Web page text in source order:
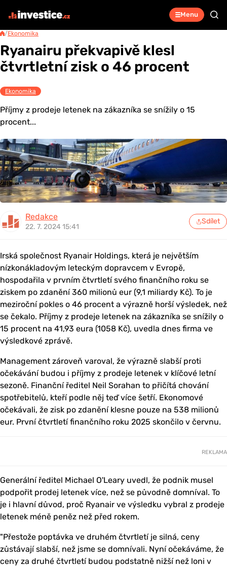
Menu
/Ekonomika
Ryanairu překvapivě klesl
čtvrtletní zisk o 46 procent
Ekonomika
Příjmy z prodeje letenek na zákazníka se snížily o 15
procent...
Redakce
22. 7. 2024 15:41
Sdílet
Irská společnost Ryanair Holdings, která je největším
nízkonákladovým leteckým dopravcem v Evropě,
hospodařila v prvním čtvrtletí svého finančního roku se
ziskem po zdanění 360 milionů eur (9,1 miliardy Kč). To je
meziroční pokles o 46 procent a výrazně horší výsledek, než
se čekalo. Příjmy z prodeje letenek na zákazníka se snížily o
15 procent na 41,93 eura (1058 Kč), uvedla dnes firma ve
výsledkové zprávě.
Management zároveň varoval, že výrazně slabší proti
očekávání budou i příjmy z prodeje letenek v klíčové letní
sezoně. Finanční ředitel Neil Sorahan to přičítá chování
spotřebitelů, kteří podle něj teď více šetří. Ekonomové
očekávali, že zisk po zdanění klesne pouze na 538 milionů
eur. První čtvrtletí finančního roku 2025 skončilo v červnu.
REKLAMA
Generální ředitel Michael O'Leary uvedl, že podnik musel
podpořit prodej letenek více, než se původně domníval. To
je i hlavní důvod, proč Ryanair ve výsledku vybral z prodeje
letenek méně peněz než před rokem.
"Přestože poptávka ve druhém čtvrtletí je silná, ceny
zůstávají slabší, než jsme se domnívali. Nyní očekáváme, že
ceny za druhé čtvrtletí budou podstatně nižší než loni v